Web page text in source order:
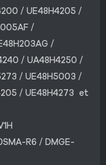
/ UE48H4205 /
/
/
/ UA48H4250 /
/ UE48H5003 /
/ UE48H4273 et
R6 / DMGE-